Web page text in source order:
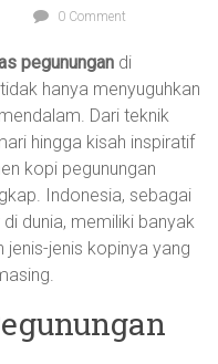
0 Comment
pegunungan di
hanya menyuguhkan
Dari teknik
hingga kisah inspiratif
kopi pegunungan
Indonesia, sebagai
dunia, memiliki banyak
jenis kopinya yang